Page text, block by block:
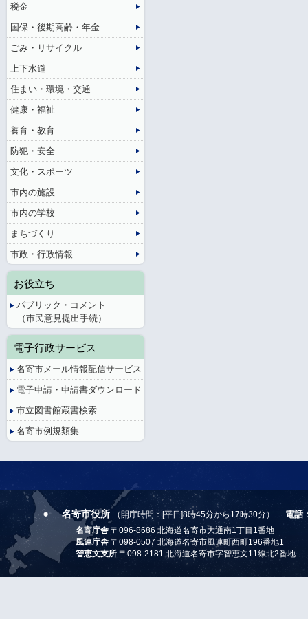
税金
国保・後期高齢・年金
ごみ・リサイクル
上下水道
住まい・環境・交通
健康・福祉
養育・教育
防犯・安全
文化・スポーツ
市内の施設
市内の学校
まちづくり
市政・行政情報
お役立ち
パブリック・コメント
（市民意見提出手続）
電子行政サービス
名寄市メール情報配信サービス
電子申請・申請書ダウンロード
市立図書館蔵書検索
名寄市例規類集
名寄市役所 （開庁時間：[平日]8時45分から17時30分） 電話
名寄庁舎 〒096-8686 北海道名寄市大通南1丁目1番地
風連庁舎 〒098-0507 北海道名寄市風連町西町196番地1
智恵文支所 〒098-2181 北海道名寄市字智恵文11線北2番地